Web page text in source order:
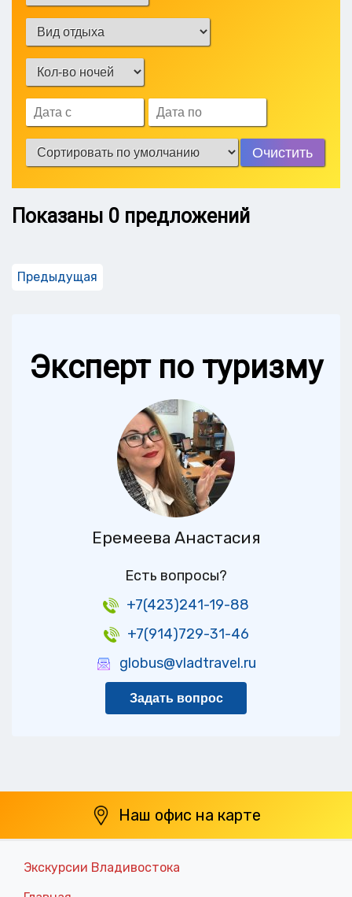
Очистить
Показаны 0 предложений
Предыдущая
Эксперт по туризму
Еремеева Анастасия
Есть вопросы?
+7(423)241-19-88
+7(914)729-31-46
globus@vladtravel.ru
Задать вопрос
Наш офис на карте
Экскурсии Владивостока